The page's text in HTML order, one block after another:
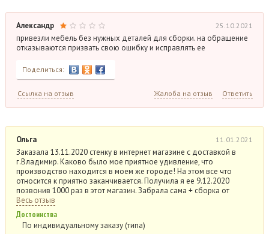
Александр 25.10.2021
привезли мебель без нужных деталей для сборки. на обращение
отказываются призвать свою ошибку и исправлять ее
Поделиться:
Ссылка на отзыв Жалоба на отзыв Ответить
Ольга 11.01.2021
Заказала 13.11.2020 стенку в интернет магазине с доставкой в
г.Владимир. Каково было мое приятное удивление, что
производство находится в моем же городе! На этом все что
относится к приятно заканчивается. Получила я ее 9.12.2020
позвонив 1000 раз в этот магазин. Забрала сама + сборка от
Весь отзыв
Достоинства
По индивидуальному заказу (типа)